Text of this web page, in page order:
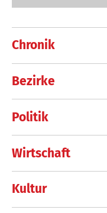
Chronik
Bezirke
Politik
Wirtschaft
Kultur